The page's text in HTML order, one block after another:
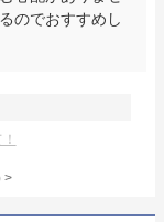
のでおすすめし
>